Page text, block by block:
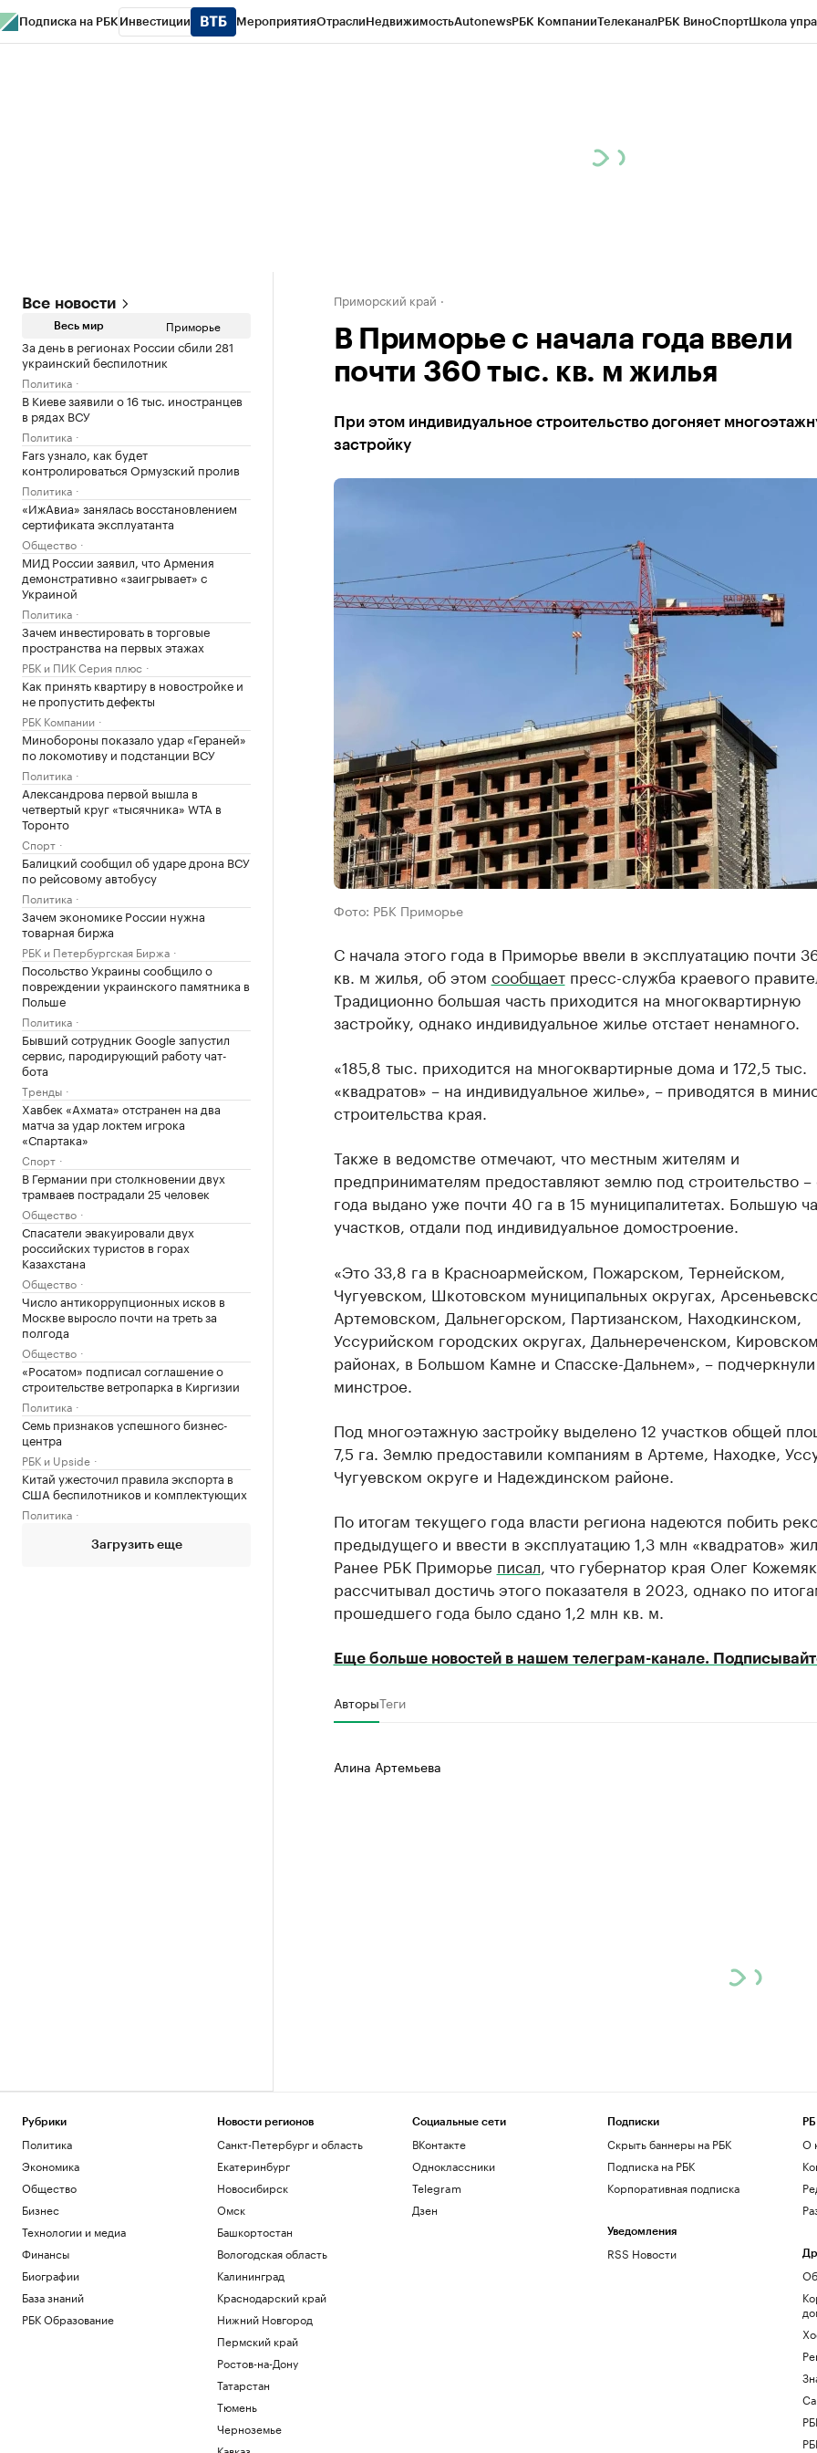
Подписка на РБК Инвестиции МероприятияОтраслиНедвижимостьAutonewsРБК КомпанииТелеканалРБК ВиноСпортШкола
Все новости
Весь мир Приморье
За день в регионах России сбили 281
украинский беспилотник
Политика
В Киеве заявили о 16 тыс. иностранцев
в рядах ВСУ
Политика
Fars узнало, как будет
контролироваться Ормузский пролив
Политика
«ИжАвиа» занялась восстановлением
сертификата эксплуатанта
Общество
МИД России заявил, что Армения
демонстративно «заигрывает» с
Украиной
Политика
Зачем инвестировать в торговые
пространства на первых этажах
РБК и ПИК Серия плюс
Как принять квартиру в новостройке и
не пропустить дефекты
РБК Компании
Минобороны показало удар «Гераней»
по локомотиву и подстанции ВСУ
Политика
Александрова первой вышла в
четвертый круг «тысячника» WTA в
Торонто
Спорт
Балицкий сообщил об ударе дрона ВСУ
по рейсовому автобусу
Политика
Зачем экономике России нужна
товарная биржа
РБК и Петербургская Биржа
Посольство Украины сообщило о
повреждении украинского памятника в
Польше
Политика
Бывший сотрудник Google запустил
сервис, пародирующий работу чат-
бота
Тренды
Хавбек «Ахмата» отстранен на два
матча за удар локтем игрока
«Спартака»
Спорт
В Германии при столкновении двух
трамваев пострадали 25 человек
Общество
Спасатели эвакуировали двух
российских туристов в горах
Казахстана
Общество
Число антикоррупционных исков в
Москве выросло почти на треть за
полгода
Общество
«Росатом» подписал соглашение о
строительстве ветропарка в Киргизии
Политика
Семь признаков успешного бизнес-
центра
РБК и Upside
Китай ужесточил правила экспорта в
США беспилотников и комплектующих
Политика
Загрузить еще
Приморский край
В Приморье с начала года ввели
почти 360 тыс. кв. м жилья
При этом индивидуальное строительство догоняет
застройку
Фото: РБК Приморье
С начала этого года в Приморье ввели в эксплуатацию почти
кв. м жилья, об этом сообщаетпресс-служба краевого
Традиционно большая часть приходится на многоквартирную
застройку, однако индивидуальное жилье отстает ненамного.
«185,8 тыс. приходится на многоквартирные дома и 172,5 тыс.
«квадратов» – на индивидуальное жилье», – приводятся в
строительства края.
Также в ведомстве отмечают, что местным жителям и
предпринимателям предоставляют землю под строительство –
года выдано уже почти 40 га в 15 муниципалитетах. Большую
участков, отдали под индивидуальное домостроение.
«Это 33,8 га в Красноармейском, Пожарском, Тернейском,
Чугуевском, Шкотовском муниципальных округах,
Артемовском, Дальнегорском, Партизанском, Находкинском,
Уссурийском городских округах, Дальнереченском,
районах, в Большом Камне и Спасске-Дальнем», –
минстрое.
Под многоэтажную застройку выделено 12 участков общей
7,5 га. Землю предоставили компаниям в Артеме, Находке,
Чугуевском округе и Надеждинском районе.
По итогам текущего года власти региона надеются побить
предыдущего и ввести в эксплуатацию 1,3 млн «квадратов»
Ранее РБК Приморье писал , что губернатор края Олег
рассчитывал достичь этого показателя в 2023, однако по
прошедшего года было сдано 1,2 млн кв. м.
Еще больше новостей в нашем телеграм-канале.
АвторыТеги
Алина Артемьева
Рубрики
Политика
Экономика
Общество
Бизнес
Технологии и медиа
Финансы
Биографии
База знаний
РБК Образование
Новости регионов
Санкт-Петербург и область
Екатеринбург
Новосибирск
Омск
Башкортостан
Вологодская область
Калининград
Краснодарский край
Нижний Новгород
Пермский край
Ростов-на-Дону
Татарстан
Тюмень
Черноземье
Социальные сети
ВКонтакте
Одноклассники
Telegram
Дзен
Подписки
Скрыть баннеры на РБК
Подписка на РБК
Корпоративная подписка
Уведомления
RSS Новости
О